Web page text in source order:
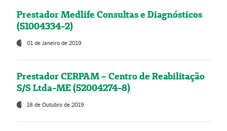
Prestador Medlife Consultas e Diagnósticos
(51004334-2)
01 de Janeiro de 2019
Prestador CERPAM – Centro de Reabilitação
S/S Ltda-ME (52004274-8)
18 de Outubro de 2019